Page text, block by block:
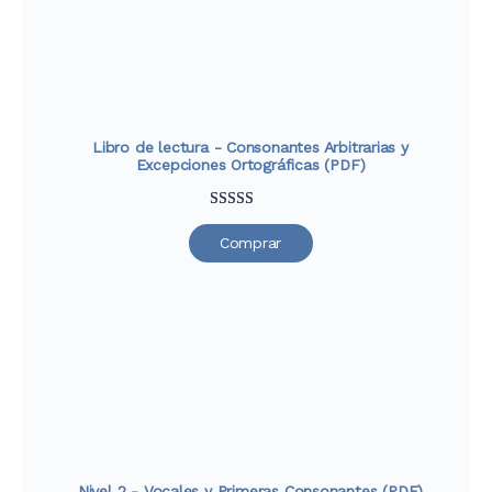
Libro de lectura - Consonantes Arbitrarias y
Excepciones Ortográficas (PDF)
Valorado
con4.67de
30
Comprar